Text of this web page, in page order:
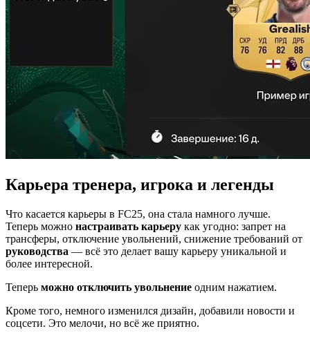
Карьера тренера, игрока и легенды
Что касается карьеры в FC25, она стала намного лучше.
Теперь можно настраивать карьеру как угодно: запрет на
трансферы, отключение увольнений, снижение требований от
руководства — всё это делает вашу карьеру уникальной и
более интересной.
Теперь можно отключить увольнение одним нажатием.
Кроме того, немного изменился дизайн, добавили новости и
соцсети. Это мелочи, но всё же приятно.